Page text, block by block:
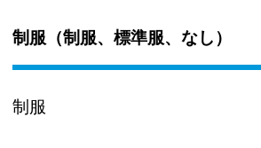
制服（制服、標準服、なし）
制服